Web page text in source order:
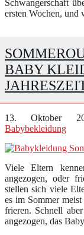
Schwangerschaft
ersten Wochen,
BABY
13. Oktober
Babybekleidung
Viele Eltern
angezogen, oder
stellen sich viele
es im Sommer
frieren. Schnell
angezogen, das